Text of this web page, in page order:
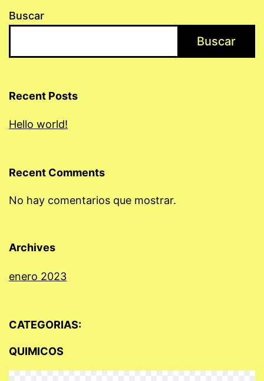
Buscar
Buscar
Recent Posts
Hello world!
Recent Comments
No hay comentarios que mostrar.
Archives
enero 2023
CATEGORIAS:
QUIMICOS